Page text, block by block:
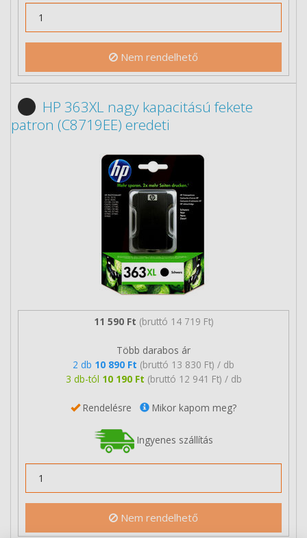
Nem rendelhető
HP 363XL nagy kapacitású fekete
patron (C8719EE) eredeti
11 590 Ft (bruttó 14 719 Ft)
Több darabos ár
2 db 10 890 Ft (bruttó 13 830 Ft) / db
3 db-tól 10 190 Ft (bruttó 12 941 Ft) / db
Rendelésre Mikor kapom meg?
Ingyenes szállítás
Nem rendelhető